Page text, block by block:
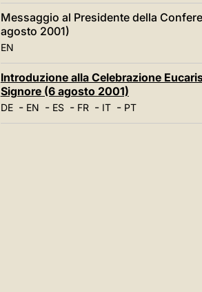
Messaggio al Presidente della
agosto 2001)
EN
Introduzione alla Celebrazione
Signore (6 agosto 2001)
DE- EN - ES- FR- IT- PT